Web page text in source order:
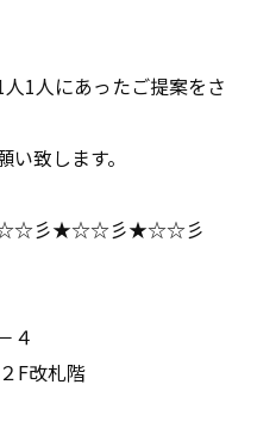
1人にあったご提案をさ
致します。
彡★☆☆彡★☆☆彡
４
F改札階